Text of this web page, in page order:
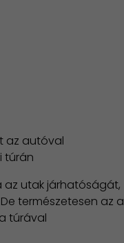
az autóval
túrán
az utak járhatóságát,
természetesen az a
túrával